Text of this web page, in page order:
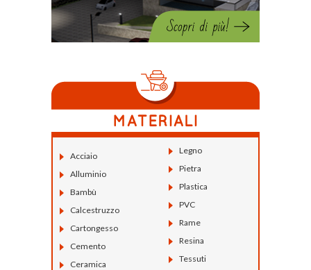
Acciaio
Alluminio
Bambù
Calcestruzzo
Cartongesso
Cemento
Ceramica
Legno
Pietra
Plastica
PVC
Rame
Resina
Tessuti